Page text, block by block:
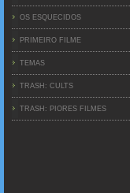
OS ESQUECIDOS
PRIMEIRO FILME
TEMAS
TRASH: CULTS
TRASH: PIORES FILMES